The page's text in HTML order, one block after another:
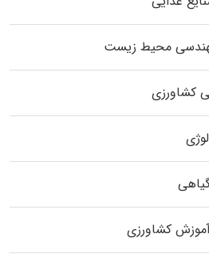
محیط زیست
کشاورزی
کشاورزی